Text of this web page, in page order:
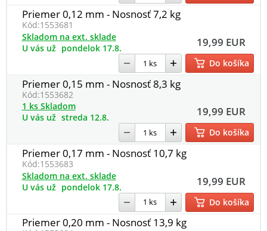
Priemer 0,12 mm - Nosnosť 7,2 kg
Kód:1553681
19,99 EUR
Skladom na ext. sklade
U vás už pondelok 17.8.
Do košíka
Priemer 0,15 mm - Nosnosť 8,3 kg
Kód:1553682
19,99 EUR
1 ks Skladom
U vás už streda 12.8.
Do košíka
Priemer 0,17 mm - Nosnosť 10,7 kg
Kód:1553683
19,99 EUR
Skladom na ext. sklade
U vás už pondelok 17.8.
Do košíka
Priemer 0,20 mm - Nosnosť 13,9 kg